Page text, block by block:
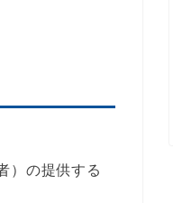
）の提供する